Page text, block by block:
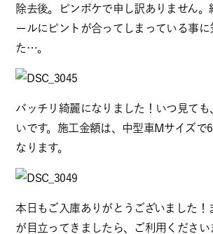
除去後。ピンボケで申し訳ありません。
ールにピントが合ってしまっている事に
た…。
バッチリ綺麗になりました！いつ見ても
いです。施工金額は、中型車Mサイズで
なります。
本日もご入庫ありがとうございました！
が目立ってきましたら、ご利用ください